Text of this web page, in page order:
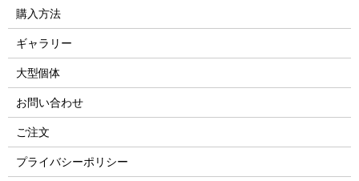
購入方法
ギャラリー
大型個体
お問い合わせ
ご注文
プライバシーポリシー